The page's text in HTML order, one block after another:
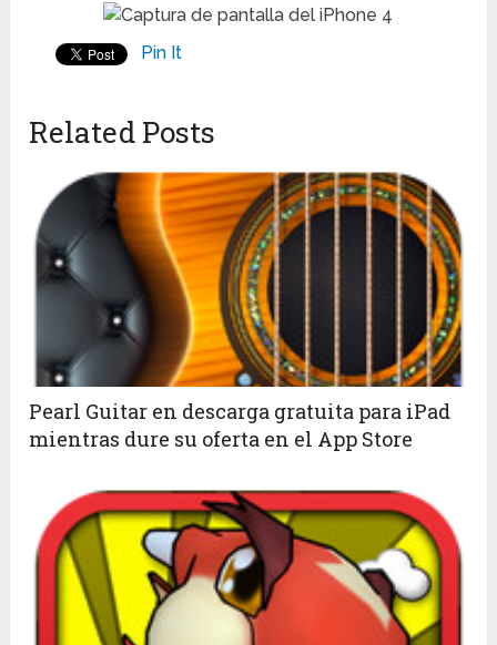
Pin It
Related Posts
Pearl Guitar en descarga gratuita para iPad
mientras dure su oferta en el App Store